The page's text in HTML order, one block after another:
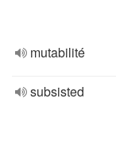
mutabilité
subsisted